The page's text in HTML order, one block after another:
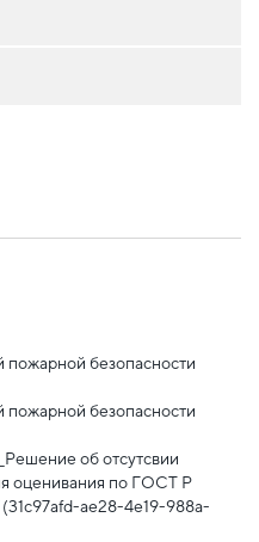
безопасности
безопасности
об отсутсвии
оценивания по ГОСТ Р
ae28-4e19-988a-